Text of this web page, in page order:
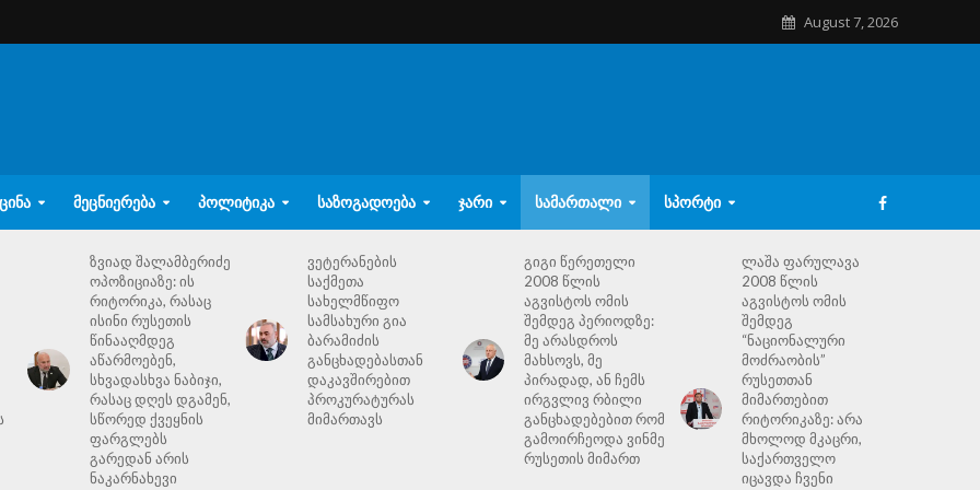
August 7, 2026
ᲛᲔᲪᲜᲘᲔᲠᲔᲑᲐ ᲞᲝᲚᲘᲢᲘᲙᲐ ᲡᲐᲖᲝᲒᲐᲓᲝᲔᲑᲐ ᲯᲐᲠᲘ ᲡᲐᲛᲐᲠᲗᲐᲚᲘ ᲡᲞᲝᲠᲢᲘ
ზვიად შალამბერიძე
ოპოზიციაზე: ის
რიტორიკა, რასაც
ისინი რუსეთის
წინააღმდეგ
აწარმოებენ,
სხვადასხვა ნაბიჯი,
რასაც დღეს დგამენ,
სწორედ ქვეყნის
ფარგლებს
გარედან არის
ნაკარნახევი
ვეტერანების
საქმეთა
სახელმწიფო
სამსახური გია
ბარამიძის
განცხადებასთან
დაკავშირებით
პროკურატურას
მიმართავს
გიგი წერეთელი
2008 წლის
აგვისტოს ომის
შემდეგ პერიოდზე:
მე არასდროს
მახსოვს, მე
პირადად, ან ჩემს
ირგვლივ რბილი
განცხადებებით რომ
გამოირჩეოდა ვინმე
რუსეთის მიმართ
ლაშა ფარულავა
2008 წლის
აგვისტოს ომის
შემდეგ
“ნაციონალური
მოძრაობის”
რუსეთთან
მიმართებით
რიტორიკაზე: არა
მხოლოდ მკაცრი,
საქართველო
იცავდა ჩვენი